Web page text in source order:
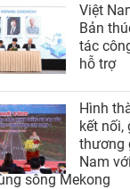
Việt
Bản
tác
hỗ trợ
Hình
kết nối,
thương
Nam
sông Mekong